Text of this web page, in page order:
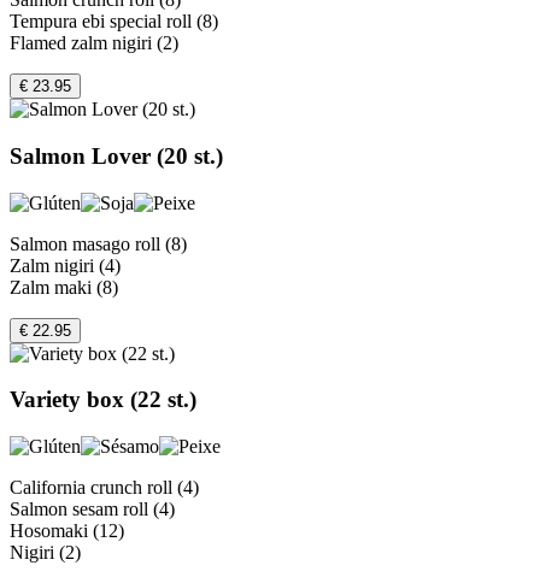
Tempura ebi special roll (8)
Flamed zalm nigiri (2)
€ 23.95
Salmon Lover (20 st.)
Salmon masago roll (8)
Zalm nigiri (4)
Zalm maki (8)
€ 22.95
Variety box (22 st.)
California crunch roll (4)
Salmon sesam roll (4)
Hosomaki (12)
Nigiri (2)